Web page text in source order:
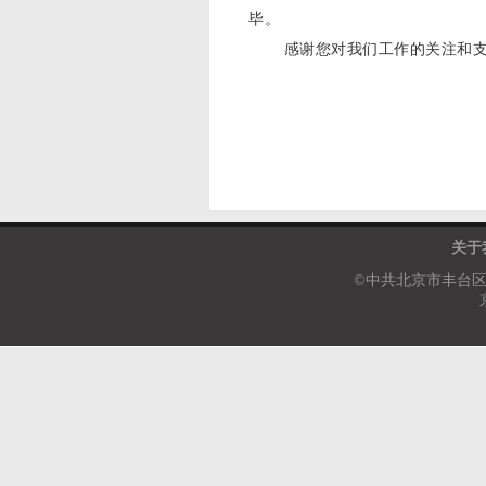
毕。
感谢您对我们工作的关注和